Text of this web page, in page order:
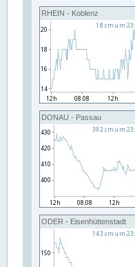
RHEIN - Koblenz
DONAU - Passau
ODER - Eisenhüttenstadt